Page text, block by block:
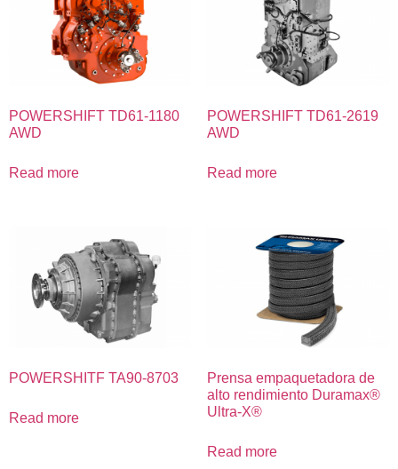
POWERSHIFT TD61-1180
AWD
Read more
POWERSHIFT TD61-2619
AWD
Read more
POWERSHITF TA90-8703
Read more
Prensa empaquetadora de
alto rendimiento Duramax®
Ultra-X®
Read more